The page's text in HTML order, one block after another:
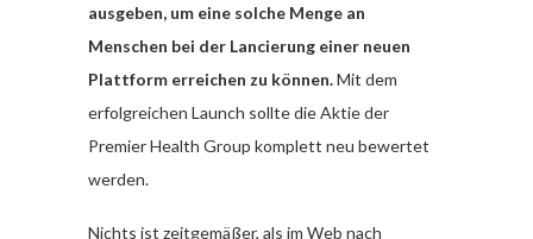
ausgeben, um eine solche Menge an
Menschen bei der Lancierung einer neuen
Plattform erreichen zu können.Mit dem
erfolgreichen Launch sollte die Aktie der
Premier Health Group komplett neu bewertet
werden.
Nichts ist zeitgemäßer, als im Web nach